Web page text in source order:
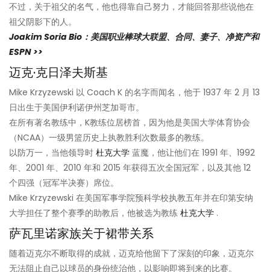
不过，关于祖父的名气，他也得靠自己努力，才能回答那些说他在
祖父阴影下的人。
Joakim Soria Bio：美国职业棒球大联盟、合同、妻子、净资产和
ESPN >>
迈克·克日泽夫斯基
Mike Krzyzewski 以 Coach K 的名字而闻名，他于 1937 年 2 月 13
日出生于美国伊利诺伊州芝加哥市。
在所有著名教练中，K教练位居榜首，因为他是美国大学体育协会
（NCAA）一级男篮历史上执教胜利次数最多的教练。
以防万一，当他领导时 杜克大学 蓝魔，他让他们在 1991 年、1992
年、2001 年、2010 年和 2015 年获得五次全国冠军，以及其他 12
个四强（冠军半决赛）席位。
Mike Krzyzewski 在美国军事学院预科学校执教五年并在印第安纳
大学担任了整个赛季的助教后，他被选为教练 杜克大学 .
萨瓦里诺家族关于裙带关系
随着迈克尔不断取得的成就，迈克给他留下了深刻的印象，迈克尔
无法阻止自己以球员的身份统治他，以影响即将到来的比赛。